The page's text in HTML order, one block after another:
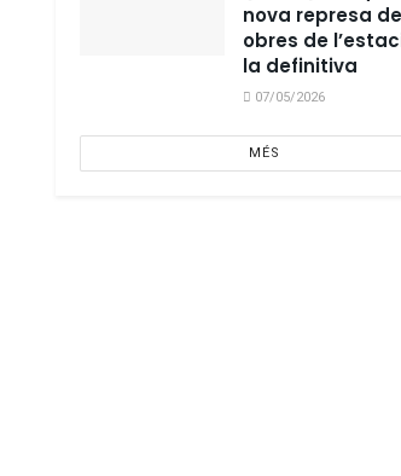
nova represa
obres de
la definitiva
07/05/2026
MÉS